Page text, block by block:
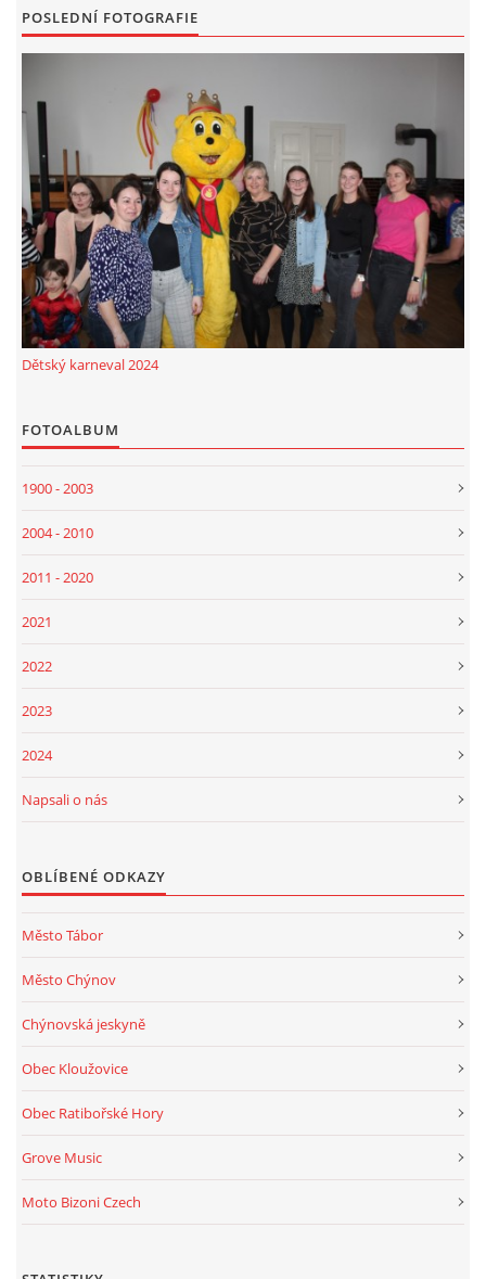
© 2026 eStránky.cz |Aktualizováno: 5. 6. 2026|Nahoru ↑
POSLEDNÍ FOTOGRAFIE
Dětský karneval 2024
FOTOALBUM
1900 - 2003
2004 - 2010
2011 - 2020
2021
2022
2023
2024
Napsali o nás
OBLÍBENÉ ODKAZY
Město Tábor
Město Chýnov
Chýnovská jeskyně
Obec Kloužovice
Obec Ratibořské Hory
Grove Music
Moto Bizoni Czech